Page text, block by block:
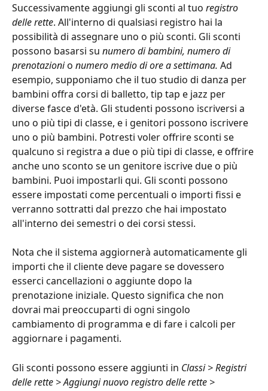
Successivamente aggiungi gli sconti al tuo registro
delle rette. All'interno di qualsiasi registro hai la
possibilità di assegnare uno o più sconti. Gli sconti
possono basarsi su numero di bambini, numero di
prenotazioni o numero medio di ore a settimana. Ad
esempio, supponiamo che il tuo studio di danza per
bambini offra corsi di balletto, tip tap e jazz per
diverse fasce d'età. Gli studenti possono iscriversi a
uno o più tipi di classe, e i genitori possono iscrivere
uno o più bambini. Potresti voler offrire sconti se
qualcuno si registra a due o più tipi di classe, e offrire
anche uno sconto se un genitore iscrive due o più
bambini. Puoi impostarli qui. Gli sconti possono
essere impostati come percentuali o importi fissi e
verranno sottratti dal prezzo che hai impostato
all'interno dei semestri o dei corsi stessi.
Nota che il sistema aggiornerà automaticamente gli
importi che il cliente deve pagare se dovessero
esserci cancellazioni o aggiunte dopo la
prenotazione iniziale. Questo significa che non
dovrai mai preoccuparti di ogni singolo
cambiamento di programma e di fare i calcoli per
aggiornare i pagamenti.
Gli sconti possono essere aggiunti in Classi > Registri
delle rette > Aggiungi nuovo registro delle rette >